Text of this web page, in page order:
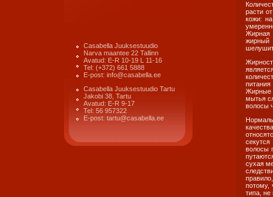
Casabella Juuksestuudio
Narva maantee 22 Tallinn
Avatud: E-R 10-19 L 11-16
Tel: (+372) 661 5888
E-post: info@casabella.ee
Casabella Juuksestuudio Tartu
Jakobi 38, Tartu
Avatud: E-R 9-17
Tel: 56 957322
E-post: tartu@casabella.ee
расти
кожи:
Жирная
жирный
Жирные
мытья
волосы
волосы
сухая
потому,
типа, не